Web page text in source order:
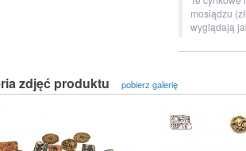
mosiądzu
wyglądają
zdjęć produktu pobierz galerię